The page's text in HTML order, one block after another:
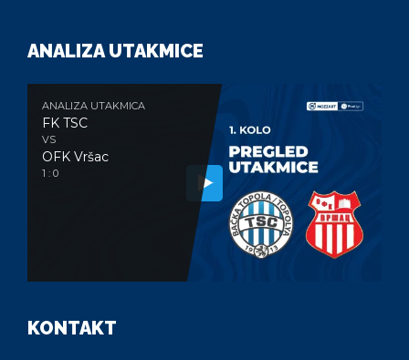
ANALIZA UTAKMICE
ANALIZA UTAKMICA
FK TSC
VS
OFK Vršac
1 : 0
KONTAKT